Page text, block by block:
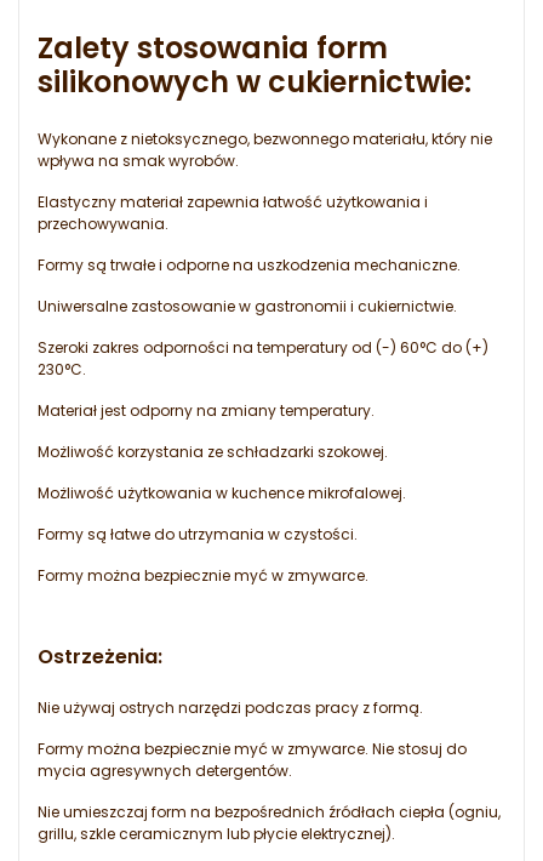
Zalety stosowania form
silikonowych w cukiernictwie:
Wykonane z nietoksycznego, bezwonnego materiału, który nie
wpływa na smak wyrobów.
Elastyczny materiał zapewnia łatwość użytkowania i
przechowywania.
Formy są trwałe i odporne na uszkodzenia mechaniczne.
Uniwersalne zastosowanie w gastronomii i cukiernictwie.
Szeroki zakres odporności na temperatury od (-) 60°C do (+)
230°C.
Materiał jest odporny na zmiany temperatury.
Możliwość korzystania ze schładzarki szokowej.
Możliwość użytkowania w kuchence mikrofalowej.
Formy są łatwe do utrzymania w czystości.
Formy można bezpiecznie myć w zmywarce.
Ostrzeżenia:
Nie używaj ostrych narzędzi podczas pracy z formą.
Formy można bezpiecznie myć w zmywarce. Nie stosuj do
mycia agresywnych detergentów.
Nie umieszczaj form na bezpośrednich źródłach ciepła (ogniu,
grillu, szkle ceramicznym lub płycie elektrycznej).